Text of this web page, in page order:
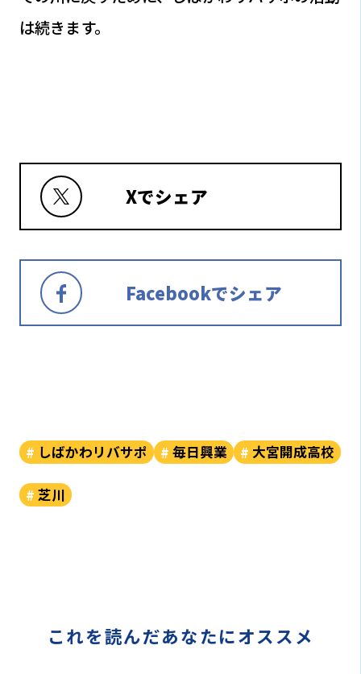
は続きます。
Xでシェア
Facebookでシェア
しばかわリバサポ 毎日興業 大宮開成高校
芝川
これを読んだあなたにオススメ